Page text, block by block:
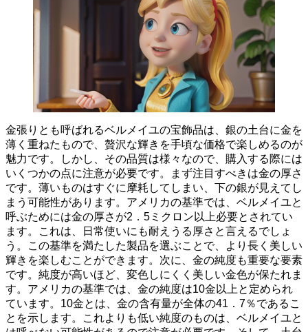
金張りとも呼ばれるベルメイユの宝飾品は、銀の土台に金を
薄く重ねたもので、贅沢な輝きを手頃な価格で楽しめるのが
魅力です。
しかし、その品質は様々なので、購入する際には
いくつかの点に注意が必要です。まず注目すべきは金の厚さ
です。薄いものはすぐに摩耗してしまい、下の銀が見えてし
まう可能性があります。 アメリカの基準では、ベルメイユと
呼ぶためには金の厚さが2．5ミクロン以上必要とされてい
ます。
これは、日常使いにも耐えうる厚さと言えるでしょ
う。この基準を満たした製品を選ぶことで、より長く美しい
輝きを楽しむことができます。次に、金の純度も重要な要素
です。純度が高いほど、変色しにくく美しい金色が保たれま
す。 アメリカの基準では、金の純度は10金以上と定められ
ています。 10金とは、金の含有量が全体の41．7％であるこ
とを示します。これよりも低い純度のものは、ベルメイユと